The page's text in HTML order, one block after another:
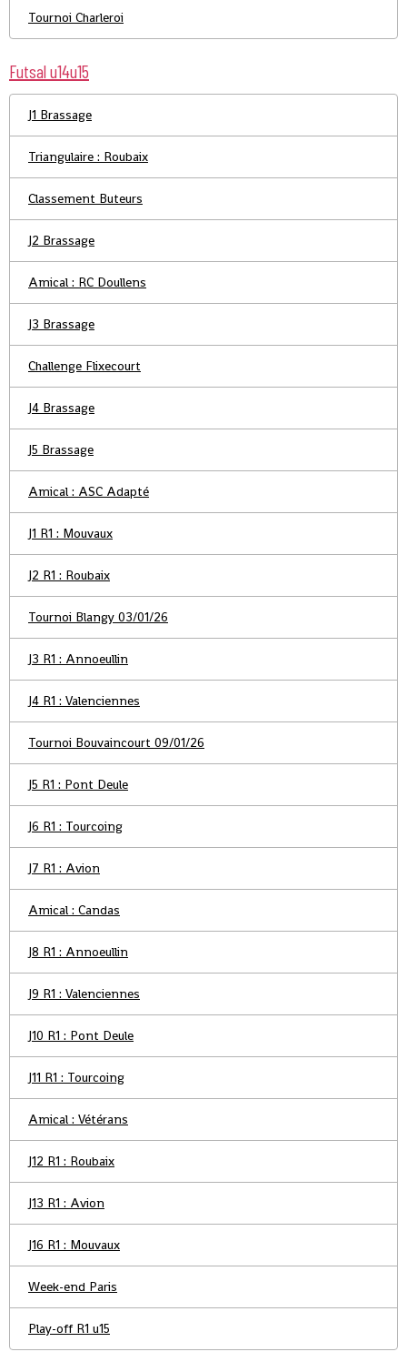
Tournoi Charleroi
Futsal u14u15
J1 Brassage
Triangulaire : Roubaix
Classement Buteurs
J2 Brassage
Amical : RC Doullens
J3 Brassage
Challenge Flixecourt
J4 Brassage
J5 Brassage
Amical : ASC Adapté
J1 R1 : Mouvaux
J2 R1 : Roubaix
Tournoi Blangy 03/01/26
J3 R1 : Annoeullin
J4 R1 : Valenciennes
Tournoi Bouvaincourt 09/01/26
J5 R1 : Pont Deule
J6 R1 : Tourcoing
J7 R1 : Avion
Amical : Candas
J8 R1 : Annoeullin
J9 R1 : Valenciennes
J10 R1 : Pont Deule
J11 R1 : Tourcoing
Amical : Vétérans
J12 R1 : Roubaix
J13 R1 : Avion
J16 R1 : Mouvaux
Week-end Paris
Play-off R1 u15